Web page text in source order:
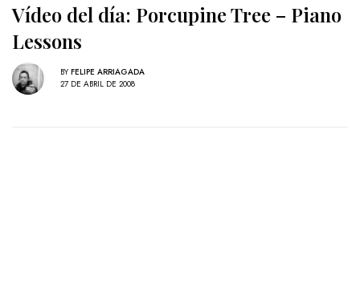
Vídeo del día: Porcupine Tree – Piano
Lessons
BY FELIPE ARRIAGADA
27 DE ABRIL DE 2008